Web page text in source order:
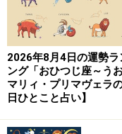
9位：やぎ座
生まれ）
争い事は避けて。広
2026年8月4日の運勢ラ
ング「おひつじ座～うお
マリィ・プリマヴェラ
日ひとこと占い】